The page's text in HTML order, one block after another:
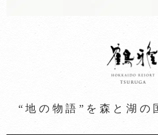
“地の物語”を森と湖の